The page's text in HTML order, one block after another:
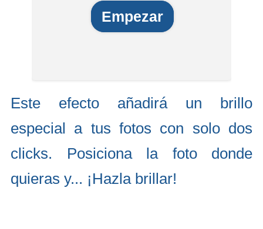
Empezar
Este efecto añadirá un brillo
especial a tus fotos con solo dos
clicks. Posiciona la foto donde
quieras y... ¡Hazla brillar!